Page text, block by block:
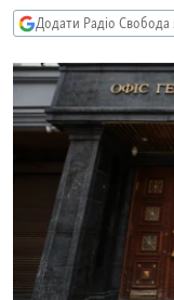
пошуку
УКРАЇНА
СВІТ
ТИ ЯК?
СХЕМИ
КИТАЙ.ВИКЛИКИ
МУЛЬТИМЕДІА
ФОТО
СПЕЦПРОЄКТИ
ПОДКАСТИ
Додати Радіо Свобода